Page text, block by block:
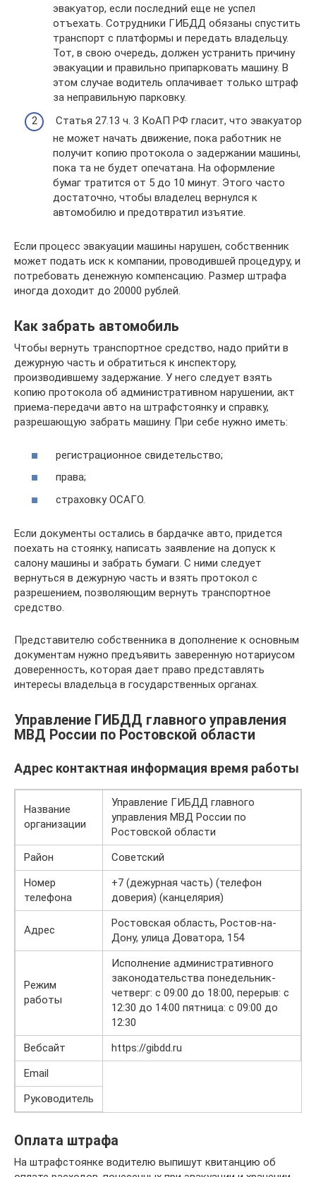
эвакуатор, если последний еще не успел
отъехать. Сотрудники ГИБДД обязаны спустить
транспорт с платформы и передать владельцу.
Тот, в свою очередь, должен устранить причину
эвакуации и правильно припарковать машину. В
этом случае водитель оплачивает только штраф
за неправильную парковку.
Статья 27.13 ч. 3 КоАП РФ гласит, что эвакуатор
не может начать движение, пока работник не
получит копию протокола о задержании машины,
пока та не будет опечатана. На оформление
бумаг тратится от 5 до 10 минут. Этого часто
достаточно, чтобы владелец вернулся к
автомобилю и предотвратил изъятие.
Если процесс эвакуации машины нарушен, собственник
может подать иск к компании, проводившей процедуру, и
потребовать денежную компенсацию. Размер штрафа
иногда доходит до 20000 рублей.
Как забрать автомобиль
Чтобы вернуть транспортное средство, надо прийти в
дежурную часть и обратиться к инспектору,
производившему задержание. У него следует взять
копию протокола об административном нарушении, акт
приема-передачи авто на штрафстоянку и справку,
разрешающую забрать машину. При себе нужно иметь:
регистрационное свидетельство;
права;
страховку ОСАГО.
Если документы остались в бардачке авто, придется
поехать на стоянку, написать заявление на допуск к
салону машины и забрать бумаги. С ними следует
вернуться в дежурную часть и взять протокол с
разрешением, позволяющим вернуть транспортное
средство.
Представителю собственника в дополнение к основным
документам нужно предъявить заверенную нотариусом
доверенность, которая дает право представлять
интересы владельца в государственных органах.
Управление ГИБДД главного управления
МВД России по Ростовской области
Адрес контактная информация время работы
Название
организации
Управление ГИБДД главного
управления МВД России по
Ростовской области
Район
Советский
Номер
телефона
+7 (дежурная часть) (телефон
доверия) (канцелярия)
Адрес
Ростовская область, Ростов-на-
Дону, улица Доватора, 154
Режим
работы
Исполнение административного
законодательства понедельник-
четверг: с 09:00 до 18:00, перерыв: с
12:30 до 14:00 пятница: с 09:00 до
12:30
Вебсайт
https://gibdd.ru
Email
Руководитель
Оплата штрафа
На штрафстоянке водителю выпишут квитанцию об